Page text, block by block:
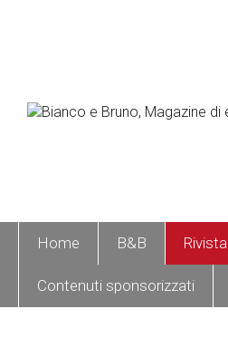
Home B&B Rivista
Contenuti sponsorizzati